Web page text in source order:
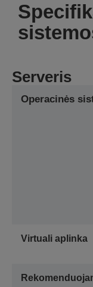
Serveris
Operacinės
Virtuali aplinka